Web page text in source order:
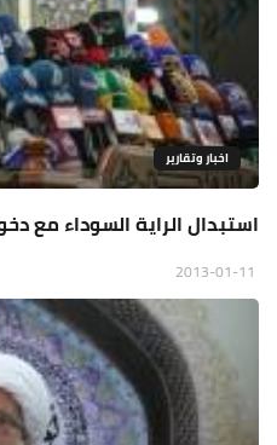
اخبار وتقارير
استبدال الراية السوداء مع